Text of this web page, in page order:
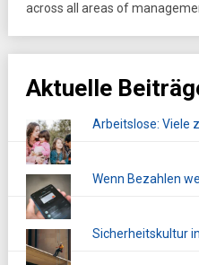
across all areas of
Aktuelle
Arbeitslose: Viele
Wenn Bezahlen
Sicherheitskultur